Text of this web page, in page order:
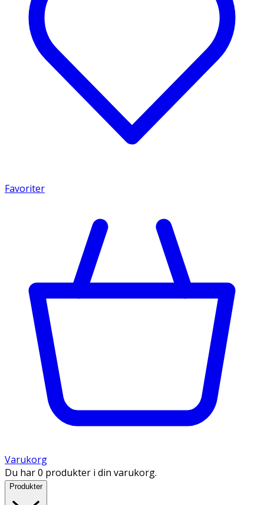
Favoriter
Varukorg
Du har 0 produkter i din varukorg.
Produkter